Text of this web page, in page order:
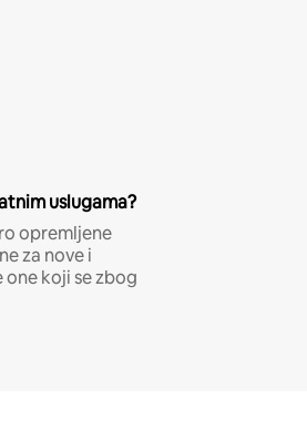
uslugama?
opremljene
za nove i
koji se zbog